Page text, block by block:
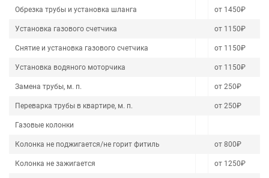
Обрезка трубы и установка шланга от 1450₽
Установка газового счетчика от 1150₽
Снятие и установка газового счетчика от 1150₽
Установка водяного моторчика от 1150₽
Замена трубы, м. п. от 250₽
Переварка трубы в квартире, м. п. от 250₽
Газовые колонки
Колонка не поджигается/не горит фитиль от 800₽
Колонка не зажигается от 1250₽